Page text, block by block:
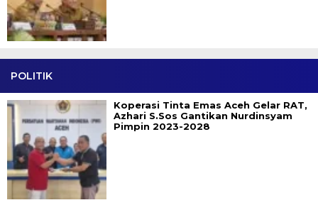
POLITIK
Koperasi Tinta Emas Aceh Gelar RAT,
Azhari S.Sos Gantikan Nurdinsyam
Pimpin 2023-2028